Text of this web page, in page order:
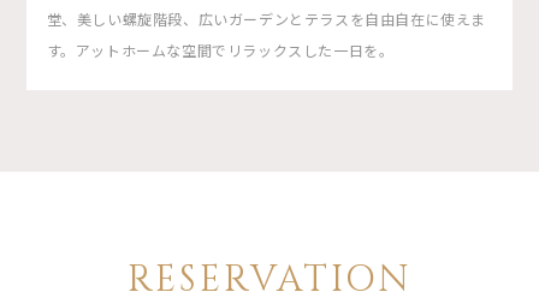
堂、美しい螺旋階段、広いガーデンとテラスを自由自在に使えま
す。アットホームな空間でリラックスした一日を。
RESERVATION